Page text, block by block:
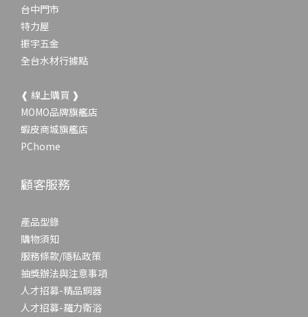
台中門市
特力屋
振宇五金
全台水材行據點
❰ 線上購買 ❱
MOMO品牌旗艦店
蝦皮商城旗艦店
PChome
顧客服務
產品型錄
購物須知
服務條款/隱私政策
抽獎辦法與注意事項
人才招募-精品銅器
人才招募-羅力衛浴